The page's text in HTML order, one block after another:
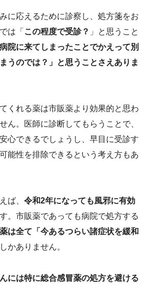
に応えるために診察し、処方箋をお
は「 この程度で受診？ 」と思うこと
病院に来てしまったことでかえって別
うのでは？」と思うことさえありま
くれる薬は市販薬より効果的と思わ
ん。医師に診断してもらうことで、
心できるでしょうし、早目に受診す
能性を排除できるという考え方もあ
ば、 令和2年になっても風邪に有効
。市販薬であっても病院で処方する
は全て「今あるつらい諸症状を緩和
かありません。
には特に総合感冒薬の処方を避ける